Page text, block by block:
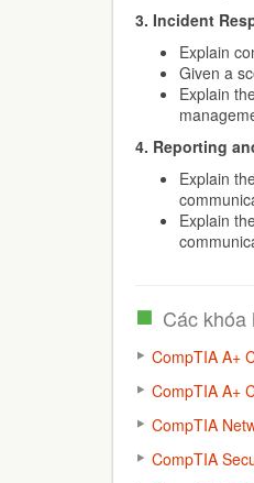
3. Incident
Explain
Given a
Explain
4. Reporting
Explain
Explain
Các khóa
CompTIA A+
CompTIA A+
CompTIA
CompTIA